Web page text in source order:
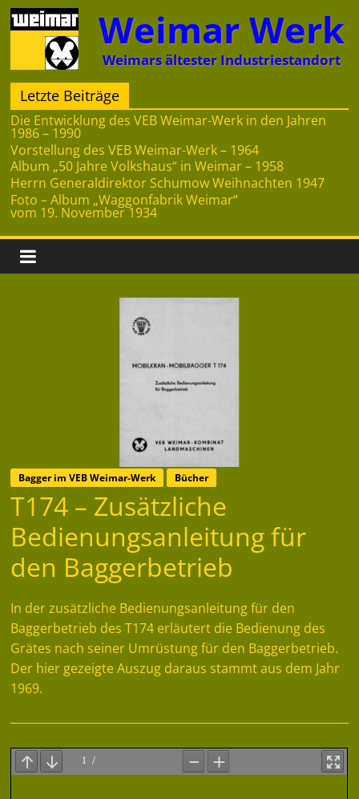
Zum
Inhalt
springen
Weimar Werk
Weimars ältester Industriestandort
Letzte Beiträge
Die Entwicklung des VEB Weimar-Werk in den Jahren
1986 – 1990
Vorstellung des VEB Weimar-Werk – 1964
Album „50 Jahre Volkshaus“ in Weimar – 1958
Herrn Generaldirektor Schumow Weihnachten 1947
Foto – Album „Waggonfabrik Weimar“
vom 19. November 1934
Bagger im VEB Weimar-Werk Bücher
T174 – Zusätzliche
Bedienungsanleitung für
den Baggerbetrieb
In der zusätzliche Bedienungsanleitung für den
Baggerbetrieb des T174 erläutert die Bedienung des
Grätes nach seiner Umrüstung für den Baggerbetrieb.
Der hier gezeigte Auszug daraus stammt aus dem Jahr
1969.